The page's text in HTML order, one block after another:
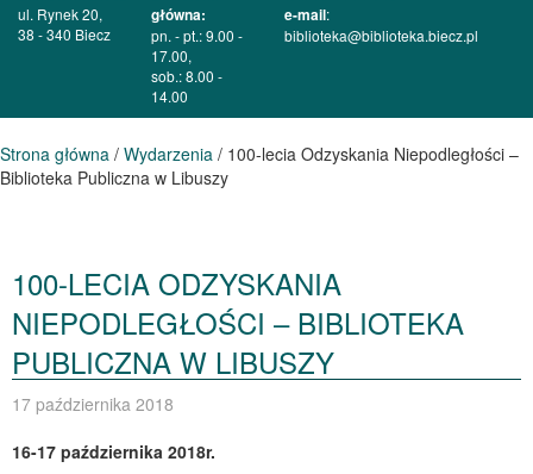
ul. Rynek 20,
38 - 340 Biecz
główna:
pn. - pt.: 9.00 -
17.00,
sob.: 8.00 -
14.00
e-mail:
biblioteka@biblioteka.biecz.pl
Strona główna / Wydarzenia / 100-lecia Odzyskania Niepodległości –
Biblioteka Publiczna w Libuszy
100-LECIA ODZYSKANIA
NIEPODLEGŁOŚCI – BIBLIOTEKA
PUBLICZNA W LIBUSZY
17 października 2018
16-17 października 2018r.